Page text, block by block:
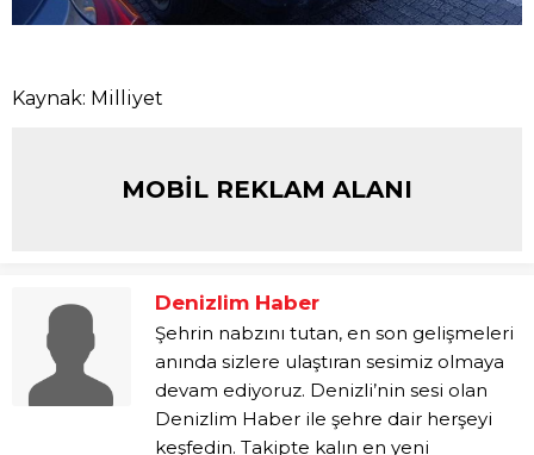
Kaynak: Milliyet
MOBİL REKLAM ALANI
Denizlim Haber
Şehrin nabzını tutan, en son gelişmeleri
anında sizlere ulaştıran sesimiz olmaya
devam ediyoruz. Denizli’nin sesi olan
Denizlim Haber ile şehre dair herşeyi
keşfedin. Takipte kalın en yeni